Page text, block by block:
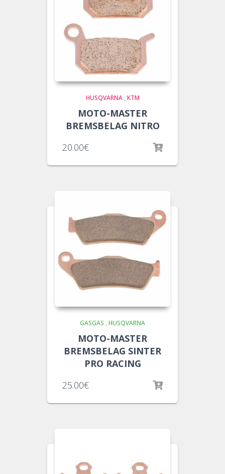
HUSQVARNA, KTM
MOTO-MASTER
BREMSBELAG NITRO
20.00€
GASGAS , HUSQVARNA
MOTO-MASTER
BREMSBELAG SINTER
PRO RACING
25.00€